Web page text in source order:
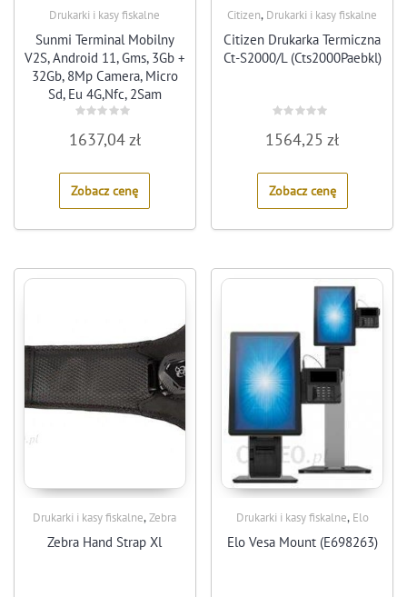
Drukarki i kasy fiskalne
Sunmi Terminal Mobilny
V2S, Android 11, Gms, 3Gb +
32Gb, 8Mp Camera, Micro
Sd, Eu 4G,Nfc, 2Sam
0
5
1637,04zł
Zobacz cenę
Citizen, Drukarki i kasy fiskalne
Citizen Drukarka Termiczna
Ct-S2000/L (Cts2000Paebkl)
0
5
1564,25zł
Zobacz cenę
Drukarki i kasy fiskalne,Zebra
Zebra Hand Strap Xl
Drukarki i kasy fiskalne, Elo
Elo Vesa Mount (E698263)